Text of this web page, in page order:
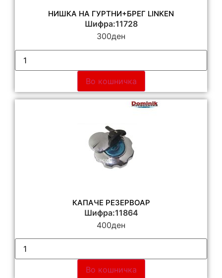
НИШКА НА ГУРТНИ+БРЕГ LINKEN
Шифра:11728
300ден
Во кошничка
КАПАЧЕ РЕЗЕРВОАР
Шифра:11864
400ден
Во кошничка